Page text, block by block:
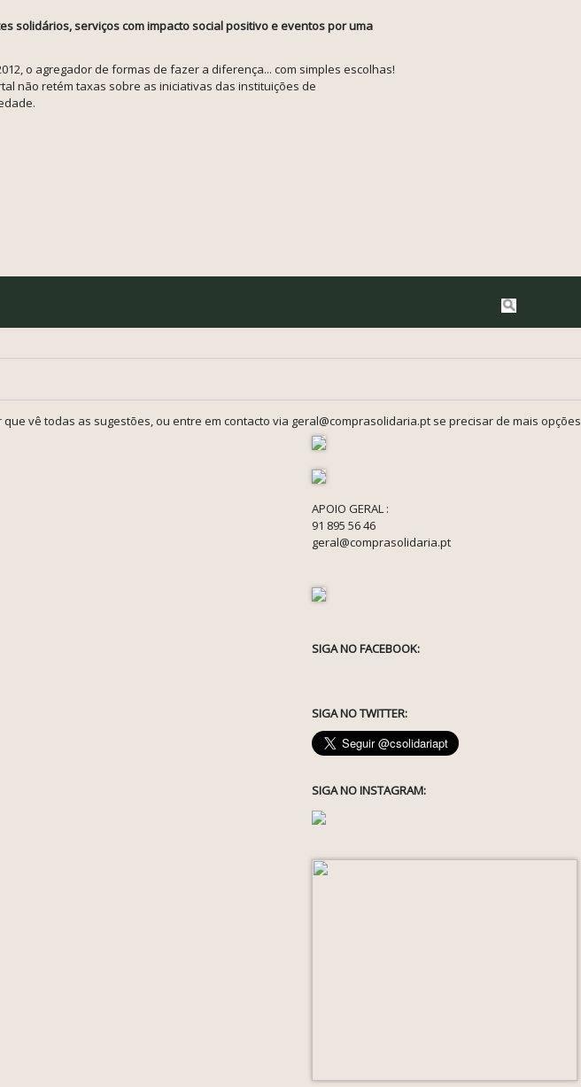
solidários, serviços com impacto social positivo e eventos por uma
o agregador de formas de fazer a diferença... com simples escolhas!
não retém taxas sobre as iniciativas das instituições de
vê todas as sugestões, ou entre em contacto via geral@comprasolidaria.pt se precisar de mais opções
APOIO GERAL :
91 895 56 46
geral@comprasolidaria.pt
SIGA NO FACEBOOK:
SIGA NO TWITTER:
SIGA NO INSTAGRAM: